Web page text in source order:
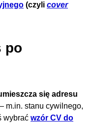
(czyli cover
po
się adresu
m.in. stanu cywilnego,
wybrać wzór CV do